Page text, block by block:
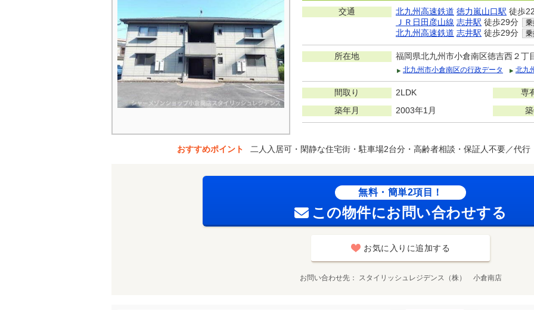
交通 北九州高速鉄道 徳力嵐山口駅 徒歩
ＪＲ日田彦山線 志井駅 徒歩29分 乗
北九州高速鉄道 志井駅 徒歩29分 乗
所在地 福岡県北九州市小倉南区徳吉西２丁
北九州市小倉南区の行政データ
北九
間取り 2LDK 専
築年月 2003年1月
おすすめポイント 二人入居可・閑静な住宅街・駐車場2台分・高齢者相談・保証人不要／代
無料・簡単2項目！
この物件にお問い合わせする
お気に入りに追加する
お問い合わせ先 スタイリッシュレジデンス（株） 小倉南店